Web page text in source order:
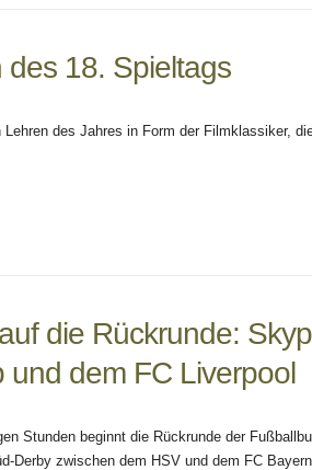
des 18. Spieltags
Lehren des Jahres in Form der Filmklassiker,
die Rückrunde:
und dem FC Liverpool
Stunden beginnt die Rückrunde der
Derby zwischen dem HSV und dem FC